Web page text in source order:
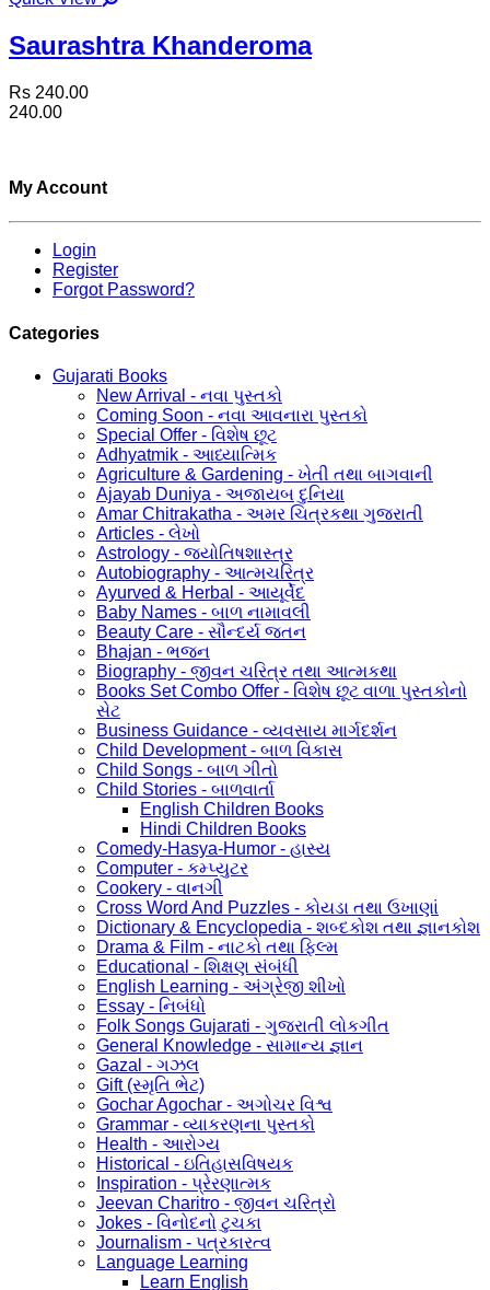
Saurashtra Khanderoma
Rs 240.00
240.00
My Account
Login
Register
Forgot Password?
Categories
Gujarati Books
New Arrival - નવા પુસ્તકો
Coming Soon - નવા આવનારા પુસ્તકો
Special Offer - વિશેષ છૂટ
Adhyatmik - આધ્યાત્મિક
Agriculture & Gardening - ખેતી તથા બાગવાની
Ajayab Duniya - અજાયબ દુનિયા
Amar Chitrakatha - અમર ચિત્રકથા ગુજરાતી
Articles - લેખો
Astrology - જ્યોતિષશાસ્ત્ર
Autobiography - આત્મચરિત્ર
Ayurved & Herbal - આયૂર્વેદ
Baby Names - બાળ નામાવલી
Beauty Care - સૌન્દર્ય જતન
Bhajan - ભજન
Biography - જીવન ચરિત્ર તથા આત્મકથા
Books Set Combo Offer - વિશેષ છૂટ વાળા પુસ્તકોનો
સેટ
Business Guidance - વ્યવસાય માર્ગદર્શન
Child Development - બાળ વિકાસ
Child Songs - બાળ ગીતો
Child Stories - બાળવાર્તા
English Children Books
Hindi Children Books
Comedy-Hasya-Humor - હાસ્ય
Computer - કમ્પ્યુટર
Cookery - વાનગી
Cross Word And Puzzles - કોયડા તથા ઉખાણાં
Dictionary & Encyclopedia - શબ્દકોશ તથા જ્ઞાનકોશ
Drama & Film - નાટકો તથા ફિલ્મ
Educational - શિક્ષણ સંબંધી
English Learning - અંગ્રેજી શીખો
Essay - નિબંધો
Folk Songs Gujarati - ગુજરાતી લોકગીત
General Knowledge - સામાન્ય જ્ઞાન
Gazal - ગઝલ
Gift (સ્મૃતિ ભેટ)
Gochar Agochar - અગોચર વિશ્વ
Grammar - વ્યાકરણના પુસ્તકો
Health - આરોગ્ય
Historical - ઇતિહાસવિષયક
Inspiration - પ્રેરણાત્મક
Jeevan Charitro - જીવન ચરિત્રો
Jokes - વિનોદનો ટુચકા
Journalism - પત્રકારત્વ
Language Learning
Learn English